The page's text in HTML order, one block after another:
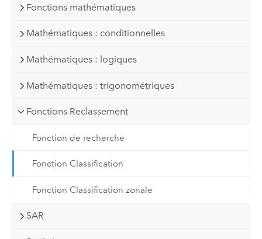
Fonctions mathématiques
Mathématiques : conditionnelles
Mathématiques : logiques
Mathématiques : trigonométriques
Fonctions Reclassement
Fonction de recherche
Fonction Classification
Fonction Classification zonale
SAR